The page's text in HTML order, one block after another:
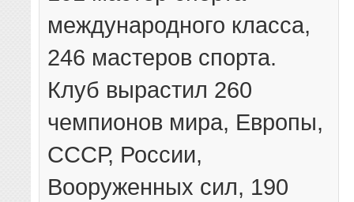
международного класса,
246 мастеров спорта.
Клуб вырастил 260
чемпионов мира, Европы,
СССР, России,
Вооруженных сил, 190